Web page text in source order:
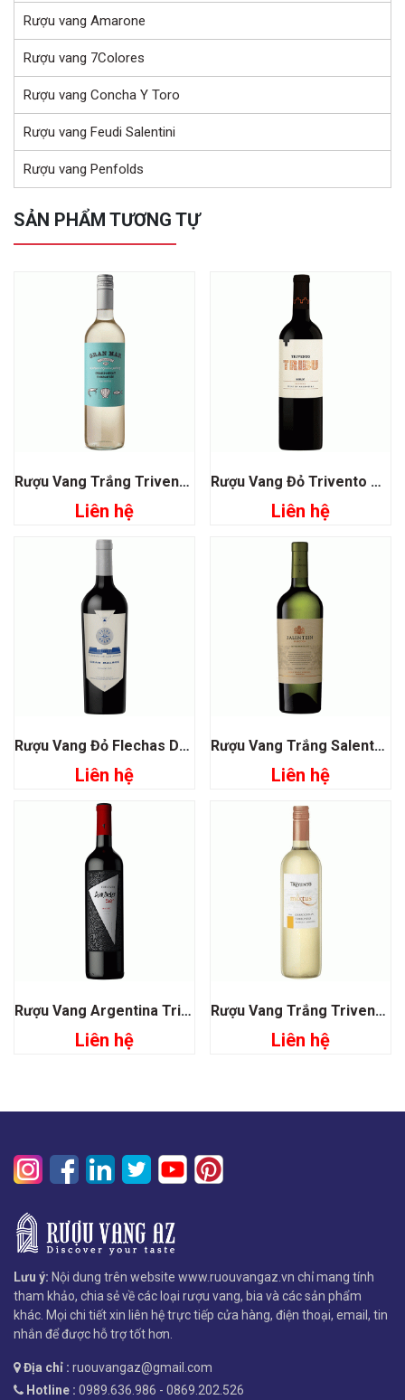
Rượu vang Amarone
Rượu vang 7Colores
Rượu vang Concha Y Toro
Rượu vang Feudi Salentini
Rượu vang Penfolds
SẢN PHẨM TƯƠNG TỰ
Rượu Vang Trắng Trivento Gran Mar Chardonnay Torrontes
Liên hệ
Rượu Vang Đỏ Trivento Tribu Merlot Mendoza
Liên hệ
Rượu Vang Đỏ Flechas De Los Andes Gran Malbec
Liên hệ
Rượu Vang Trắng Salentein Selection Sauvignon Blanc
Liên hệ
Rượu Vang Argentina Trivento Ama Sur Malbec Syrah
Liên hệ
Rượu Vang Trắng Trivento Mixtus Chardonnay Torrontes
Liên hệ
Lưu ý: Nội dung trên website www.ruouvangaz.vn chỉ mang tính
tham khảo, chia sẻ về các loại rượu vang, bia và các sản phẩm
khác. Mọi chi tiết xin liên hệ trực tiếp cửa hàng, điện thoại, email, tin
nhắn để được hỗ trợ tốt hơn.
Địa chỉ : ruouvangaz@gmail.com
Hotline : 0989.636.986 - 0869.202.526